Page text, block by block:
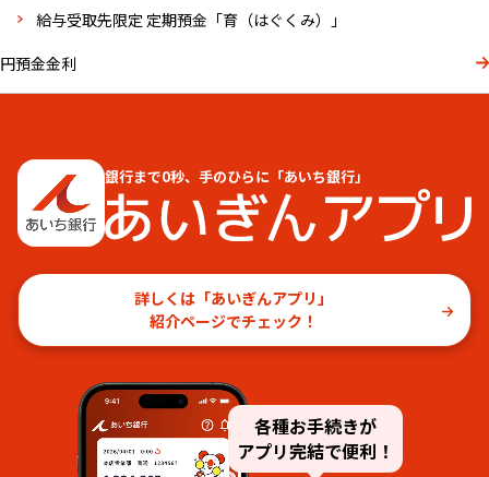
給与受取先限定 定期預⾦「育（はぐくみ）」
円預金金利
各種お手続きが
アプリ完結で便利！
銀行まで0秒、手のひらに「あいち銀行」
詳しくは「あいぎんアプリ」
紹介ページでチェック！